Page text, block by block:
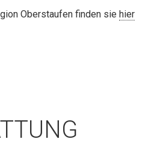
Oberstaufen finden sie hier